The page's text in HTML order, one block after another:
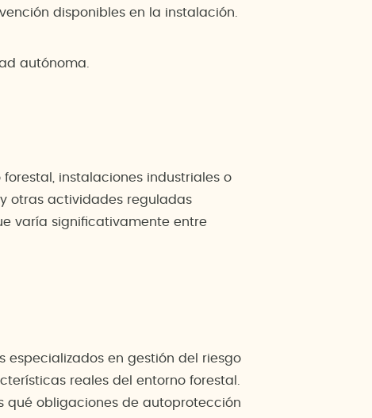
disponibles en la instalación.
autónoma.
instalaciones industriales o
otras actividades reguladas
varía significativamente entre
especializados en gestión del riesgo
reales del entorno forestal.
qué obligaciones de autoprotección